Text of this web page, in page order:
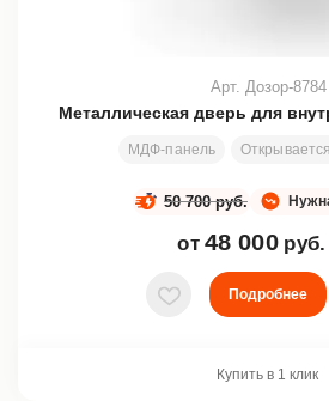
Металлическая дверь для
МДФ-панель
Арт. Дозор-8784
50 700 руб.
от 48 000 руб.
В избранное
Подробнее
Купить в 1 клик